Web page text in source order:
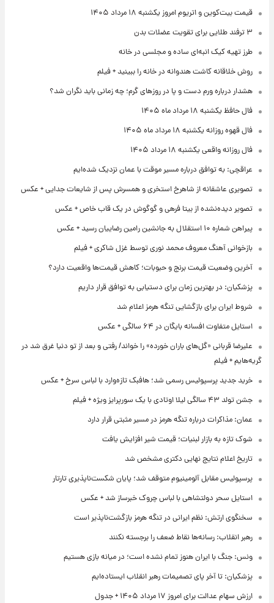
قیمت بیت‌کوین و اتریوم امروز یکشنبه ۱۸ مرداد ۱۴۰۵
۳ ترفند طلایی برای تقویت عضلات بدن
طرز تهیه کیک انبه‌ای ساده و مجلسی در خانه
روش خلاقانه کاشت هندوانه در خانه را ببینید + فیلم
هشدار درباره ورم دست و پا در روزهای گرم؛ چه زمانی باید نگران شد؟
فال حافظ یکشنبه ۱۸ مرداد ماه ۱۴۰۵
فال قهوه روزانه یکشنبه ۱۸ مرداد ماه ۱۴۰۵
فال روزانه واقعی یکشنبه ۱۸ مرداد ۱۴۰۵
عراقچی: به توافق درباره مسیر موقت با عمان نزدیک شده‌ایم
تصویری عاشقانه از شاهرخ استخری و همسرش پس از شایعات جدایی + عکس
تصویر دیده‌نشده از بیتا فرهی و گوگوش در یک قاب خاص + عکس
پیراهن شماره ۱۰ استقلال به جانشین رامین رضاییان رسید + عکس
بازخوانی آهنگ معروف محمد نوری توسط غزل شاکری + فیلم
آخرین وضعیت قیمت برنج و حبوبات؛ کاهش قیمت‌ها واقعیت دارد؟
پزشکیان: در بهترین زمان برای دستیابی به توافق قرار داریم
شروط ایران برای بازگشایی تنگه هرمز اعلام شد
استایل متفاوت افسانه بایگان در ۶۴ سالگی + عکس
علیرضا قربانی «گل‌های باران خورده» را خواند/ رفتی و بعد از تو دنیا غرق شد در
گریه‌هایم + فیلم
خرید جدید پرسپولیس رسمی شد؛ هافبک تازه‌وارد با لباس سرخ + عکس
جشن تولد ۴۳ سالگی لیلا اوتادی با یک سورپرایز ویژه + فیلم
عمان: مذاکرات درباره تنگه هرمز در مسیر مثبتی قرار دارد
شوک تازه به بازار لبنیات؛ قیمت شیر افزایش یافت
تاریخ اعلام نتایج نهایی دکتری مشخص شد
پرسپولیس مقابل آلومینیوم متوقف شد؛ پایان شکست‌ناپذیری تارتار
استایل سحر دولتشاهی با لباس چروک خبرساز شد + عکس
سخنگوی ارتش: نظم ایرانی در تنگه هرمز بازگشت‌ناپذیر است
رهبر انقلاب: رسانه‌ها نقاط ضعف را برجسته نکنند
ونس: جنگ با ایران هنوز تمام نشده است؛ در میانه بازی هستیم
پزشکیان: تا آخر پای تصمیمات رهبر انقلاب ایستاده‌ایم
ارزش سهام عدالت برای امروز ۱۷ مرداد ۱۴۰۵ + جدول